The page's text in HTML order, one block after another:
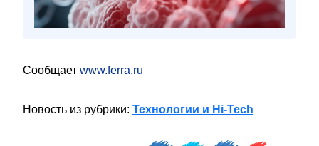
Сообщает www.ferra.ru
Новость из рубрики: Технологии и Hi-Tech